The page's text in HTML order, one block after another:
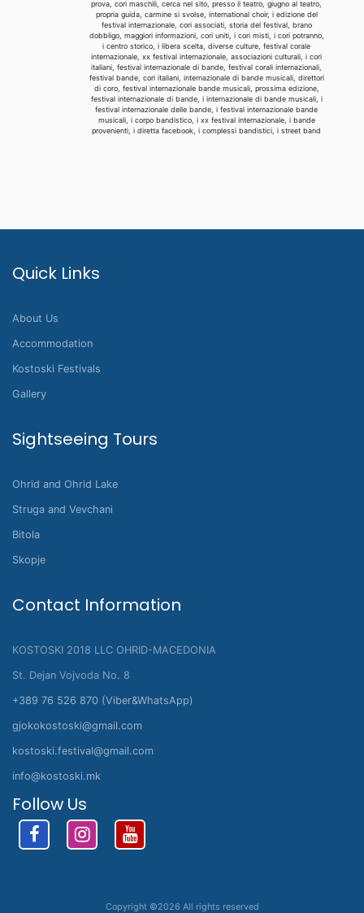
prova, cori maschili, cerca nel sito, presso il teatro, giugno al teatro,
propria guida, carmine si svolse, international choir, i edizione del
festival internazionale, cori associati, storia del festival, brano
dobbligo, maggiori informazioni, cori uniti, i cori misti, i cori potranno,
i centro storico, i libera scelta, diverse culture, festival corale
internazionale, xx festival internazionale, associazioni culturali, i cori
italiani, festival internazionale di bande, festival corali internazionali,
festival bande, cori italiani, internazionale di bande musicali, direttori
di coro, festival internazionale bande musicali, prossima edizione,
festival internazionale di bande, i internazionale di bande musicali, i
festival internazionale delle bande, i festival internazionale bande
musicali, i corpo bandistico, i xx festival internazionale, i bande
provenienti, i diretta facebook, i complessi bandistici, i street band
Quick Links
About Us
Accommodation
Kostoski Festivals
Gallery
Sightseeing Tours
Ohrid and Ohrid Lake
Struga and Vevchani
Bitola
Skopje
Contact Information
KOSTOSKI 2018 LLC OHRID-MACEDONIA
St. Dejan Vojvoda No. 8
+389 76 526 870 (Viber&WhatsApp)
gjokokostoski@gmail.com
kostoski.festival@gmail.com
info@kostoski.mk
Follow Us
Copyright ©2026 All rights reserved